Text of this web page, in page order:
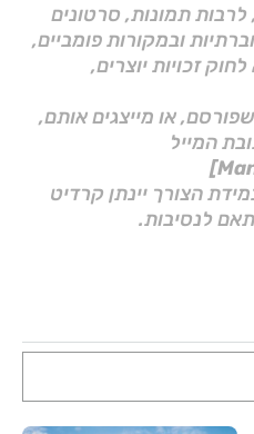
לרבות תמונות, סרטונים
ובמקורות פומביים,
להוראות סעיף 27א לחוק זכויות יוצרים,
או מייצגים אותם,
המייל
הצורך יינתן קרדיט
לנסיבות.